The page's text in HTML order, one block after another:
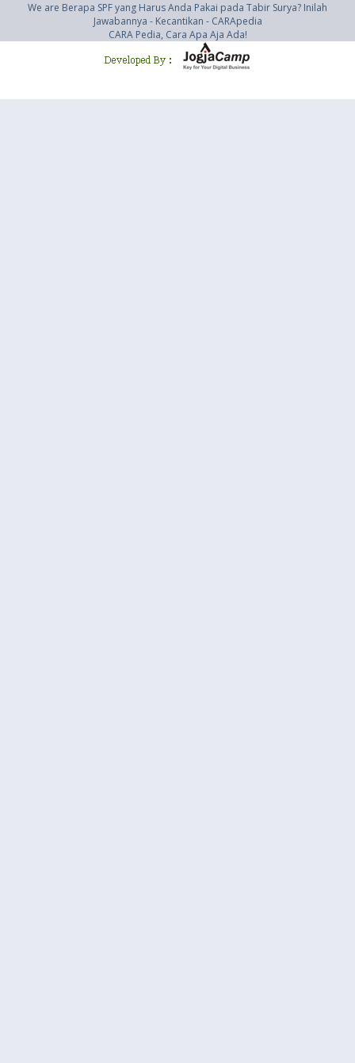
We are Berapa SPF yang Harus Anda Pakai pada Tabir Surya? Inilah
Jawabannya - Kecantikan - CARApedia
CARA Pedia, Cara Apa Aja Ada!